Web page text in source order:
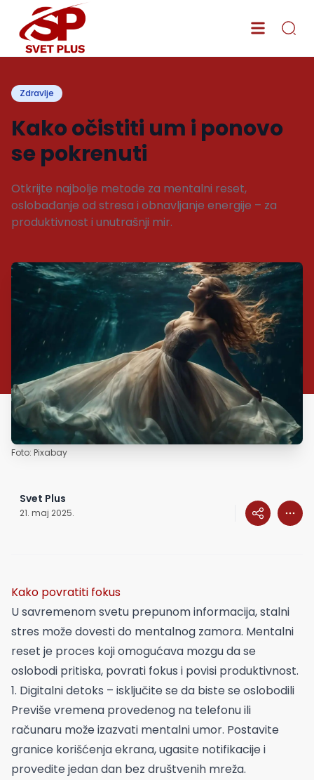
Zdravlje
Kako očistiti um i ponovo
se pokrenuti
Otkrijte najbolje metode za mentalni reset,
oslobađanje od stresa i obnavljanje energije – za
produktivnost i unutrašnji mir.
Foto: Pixabay
Svet Plus
21. maj 2025.
Kako povratiti fokus
U savremenom svetu prepunom informacija, stalni
stres može dovesti do mentalnog zamora. Mentalni
reset je proces koji omogućava mozgu da se
oslobodi pritiska, povrati fokus i povisi produktivnost.
1. Digitalni detoks – isključite se da biste se oslobodili
Previše vremena provedenog na telefonu ili
računaru može izazvati mentalni umor. Postavite
granice korišćenja ekrana, ugasite notifikacije i
provedite jedan dan bez društvenih mreža.